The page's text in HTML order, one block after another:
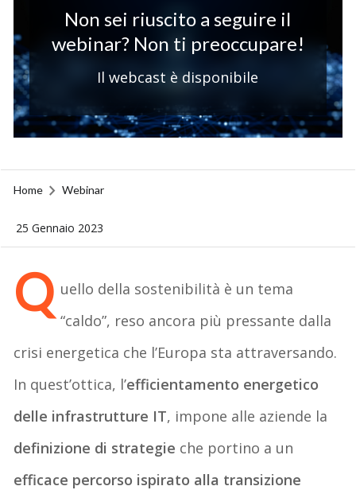
Non sei riuscito a seguire il
webinar? Non ti preoccupare!
Il webcast è disponibile
Home Webinar
25 Gennaio 2023
Q uello della sostenibilità è un tema
“caldo”, reso ancora più pressante dalla
crisi energetica che l’Europa sta attraversando.
In quest’ottica, l’efficientamento energetico
delle infrastrutture IT, impone alle aziende la
definizione di strategie che portino a un
efficace percorso ispirato alla transizione